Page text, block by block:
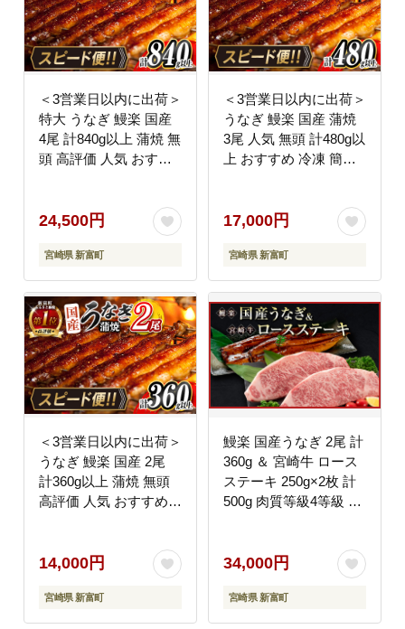
＜3営業日以内に出荷＞
特大 うなぎ 鰻楽 国産
4尾 計840g以上 蒲焼 無
頭 高評価 人気 おすす
ト 贈り物 スピード便
24,500円
宮崎県 新富町
＜3営業日以内に出荷＞
うなぎ 鰻楽 国産 蒲焼
3尾 人気 無頭 計480g以
上 おすすめ 冷凍 簡単
ピード便【C444-3d】
17,000円
宮崎県 新富町
＜3営業日以内に出荷＞
うなぎ 鰻楽 国産 2尾
計360g以上 蒲焼 無頭
高評価 人気 おすすめ
贈り物 スピード便
14,000円
宮崎県 新富町
鰻楽 国産うなぎ 2尾 計
360g ＆ 宮崎牛 ロース
ステーキ 250g×2枚 計
500g 肉質等級4等級 国
34,000円
宮崎県 新富町